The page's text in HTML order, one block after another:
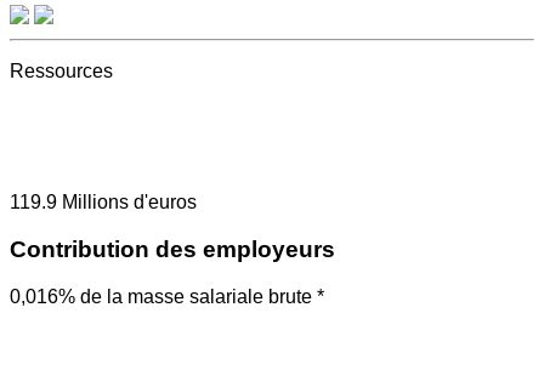
Ressources
119.9 Millions d'euros
Contribution des employeurs
0,016% de la masse salariale brute *